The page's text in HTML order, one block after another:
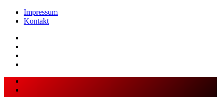
Impressum
Kontakt
Facebook
Twitter
LinkedIn
WhatsApp
Viber
Back
Close